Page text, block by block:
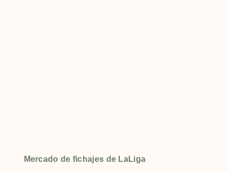
Mercado de fichajes de LaLiga